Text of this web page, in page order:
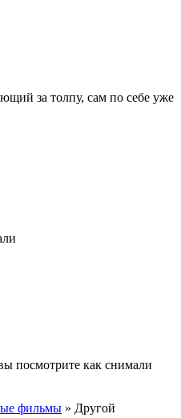
за толпу, сам по себе уже
посмотрите как снимали
фильмы » Другой